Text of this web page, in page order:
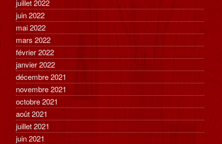
juillet 2022
juin 2022
mai 2022
mars 2022
février 2022
janvier 2022
décembre 2021
novembre 2021
octobre 2021
août 2021
juillet 2021
juin 2021